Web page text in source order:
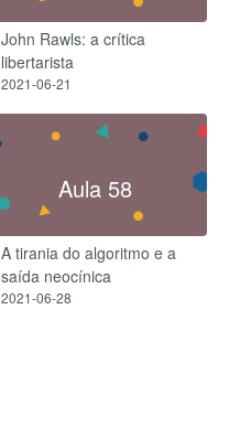
John Rawls: a crítica
libertarista
2021-06-21
Aula 58
A tirania do algoritmo e a
saída neocínica
2021-06-28